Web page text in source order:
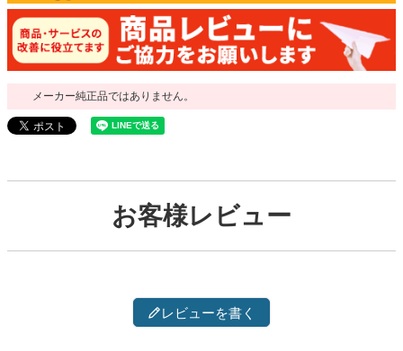
メーカー純正品ではありません。
お客様レビュー
レビューを書く